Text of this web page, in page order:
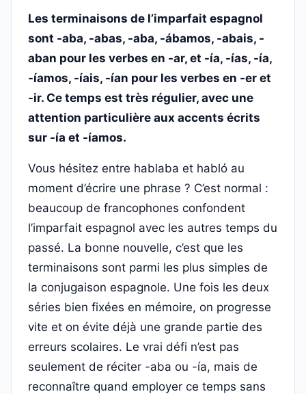
Les terminaisons de l’imparfait espagnol
sont -aba, -abas, -aba, -ábamos, -abais, -
aban pour les verbes en -ar, et -ía, -ías, -ía,
-íamos, -íais, -ían pour les verbes en -er et
-ir. Ce temps est très régulier, avec une
attention particulière aux accents écrits
sur -ía et -íamos.
Vous hésitez entre hablaba et habló au
moment d’écrire une phrase ? C’est normal :
beaucoup de francophones confondent
l’imparfait espagnol avec les autres temps du
passé. La bonne nouvelle, c’est que les
terminaisons sont parmi les plus simples de
la conjugaison espagnole. Une fois les deux
séries bien fixées en mémoire, on progresse
vite et on évite déjà une grande partie des
erreurs scolaires. Le vrai défi n’est pas
seulement de réciter -aba ou -ía, mais de
reconnaître quand employer ce temps sans